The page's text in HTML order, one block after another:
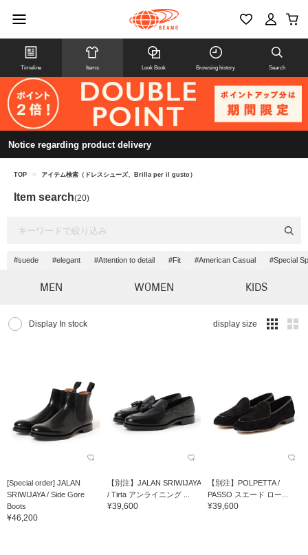
Timeline Items Look Book Browsing history Search
Notice regarding product delivery
TOP > アイテム検索（ドレスシューズ、Brilla per il gusto）
Item search(20)
#suede #elegant #Attention to detail #Fit #American Casual #Special
MEN WOMEN KIDS
Display In stock display size
[Special order] JALAN
SRIWIJAYA / Side Gore
Boots
¥46,200
【別注】JALAN SRIWIJAYA
/ Tirta アンライニング ...
¥39,600
【別注】POLPETTA /
PASSO スエード ロー...
¥39,600